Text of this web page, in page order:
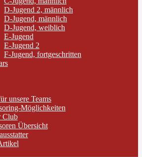
D-Jugend 2, männlich
D-Jugend, männlich
D-Jugend, weiblich
E-Jugend
E-Jugend 2
F-Jugend, fortgeschritten
unsere Teams
Möglichkeiten
Club
Übersicht